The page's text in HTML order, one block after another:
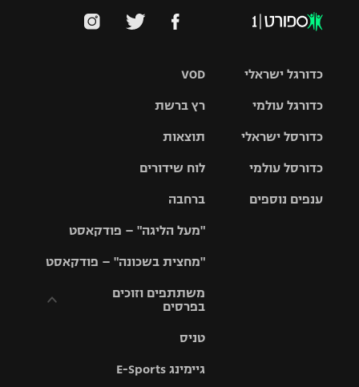
VOD
רץ ברשת
תוצאות
לוח שידורים
ברחבה
"מעל הליגה" – פודקאסט
"מחצית בשכונה" – פודקאסט
משתתפים וזוכים
בפרסים
וזוכים בפרסים
טניס
גיימינג E-Sports
כדורגל ישראלי
גביע הטוטו
כדורגל עולמי
האלופות
ליגה
כדורסל ישראלי
סל
כדורסל עולמי
ענפים נוספים